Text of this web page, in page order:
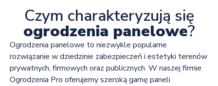
Czym charakteryzują się
ogrodzenia panelowe?
Ogrodzenia panelowe to niezwykle popularne
rozwiązanie w dziedzinie zabezpieczeń i estetyki terenów
prywatnych, firmowych oraz publicznych. W naszej firmie
Ogrodzenia Pro oferujemy szeroką gamę paneli